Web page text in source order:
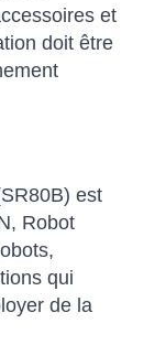
et
doit être
est
Robot
qui
de la